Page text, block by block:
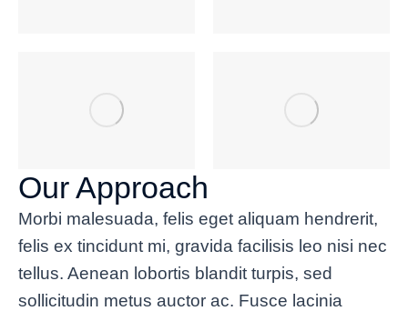
Our Approach
Morbi malesuada, felis eget aliquam hendrerit,
felis ex tincidunt mi, gravida facilisis leo nisi nec
tellus. Aenean lobortis blandit turpis, sed
sollicitudin metus auctor ac. Fusce lacinia